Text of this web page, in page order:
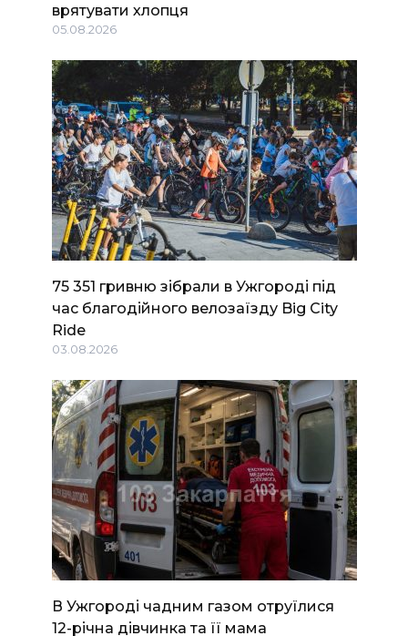
врятувати хлопця
05.08.2026
75 351 гривню зібрали в Ужгороді під
час благодійного велозаїзду Big Сity
Ride
03.08.2026
В Ужгороді чадним газом отруїлися
12-річна дівчинка та її мама